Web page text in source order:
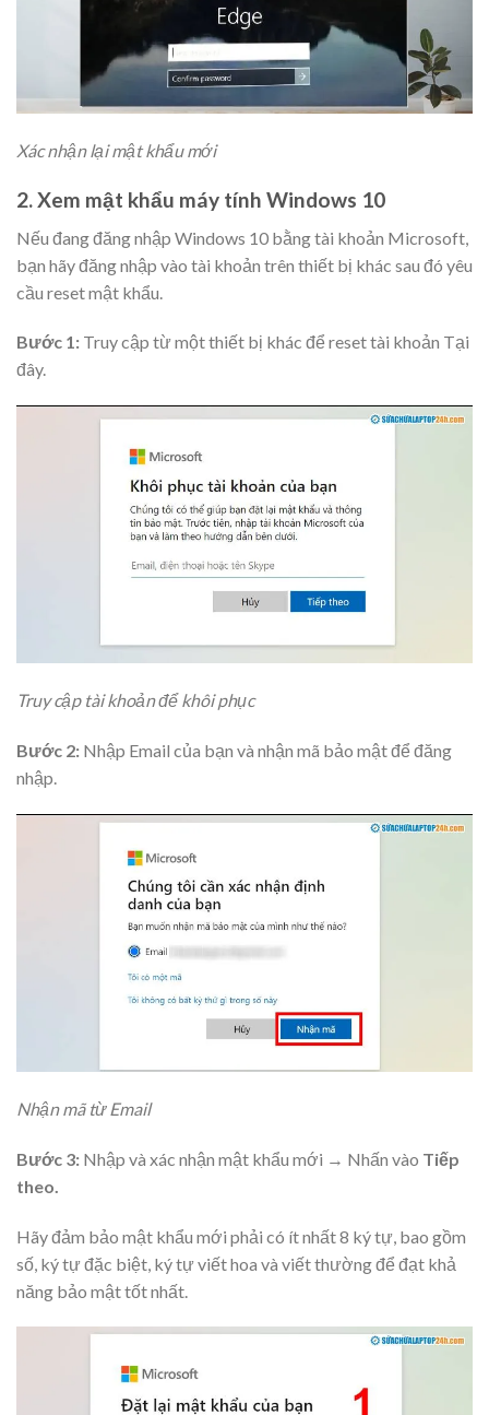
Xác nhận lại mật khẩu mới
2. Xem mật khẩu máy tính Windows 10
Nếu đang đăng nhập Windows 10 bằng tài khoản Microsoft,
bạn hãy đăng nhập vào tài khoản trên thiết bị khác sau đó yêu
cầu reset mật khẩu.
Bước 1: Truy cập từ một thiết bị khác để reset tài khoản Tại
đây.
Truy cập tài khoản để khôi phục
Bước 2: Nhập Email của bạn và nhận mã bảo mật để đăng
nhập.
Nhận mã từ Email
Bước 3: Nhập và xác nhận mật khẩu mới → Nhấn vào Tiếp
theo.
Hãy đảm bảo mật khẩu mới phải có ít nhất 8 ký tự, bao gồm
số, ký tự đặc biệt, ký tự viết hoa và viết thường để đạt khả
năng bảo mật tốt nhất.